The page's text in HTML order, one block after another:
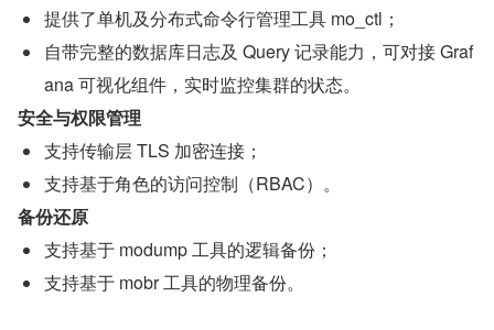
提供了单机及分布式命令行管理工具 mo_ctl；
自带完整的数据库日志及 Query 记录能力，可对接 Graf
ana 可视化组件，实时监控集群的状态。
安全与权限管理
支持传输层 TLS 加密连接；
支持基于角色的访问控制（RBAC）。
备份还原
支持基于 modump 工具的逻辑备份；
支持基于 mobr 工具的物理备份。